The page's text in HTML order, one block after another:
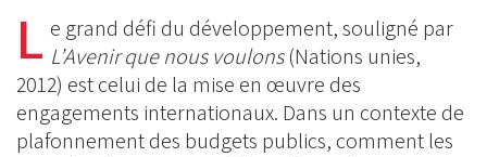
on
Facebook
BlueSky
Linkedin
L e grand défi du développement, souligné par
L’Avenir que nous voulons(Nations unies,
2012) est celui de la mise en œuvre des
engagements internationaux. Dans un contexte de
plafonnement des budgets publics, comment les